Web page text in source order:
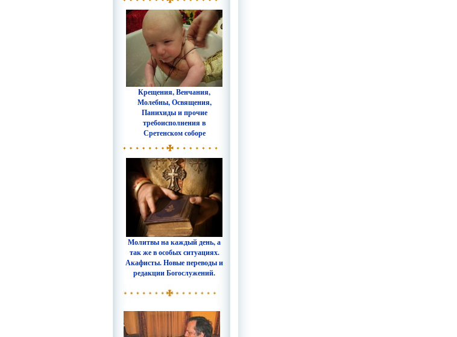
Крещения, Венчания,
Молебны, Освящения,
Панихиды и прочие
требоисполнения в
Сретенском соборе
Молитвы на каждый день, а
так же в особых ситуациях.
Акафисты. Новые переводы и
редакции Богослужений.